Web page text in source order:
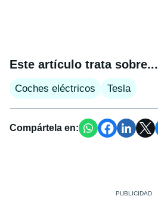
Este artículo trata sobre...
Coches eléctricos Tesla
Compártela en: